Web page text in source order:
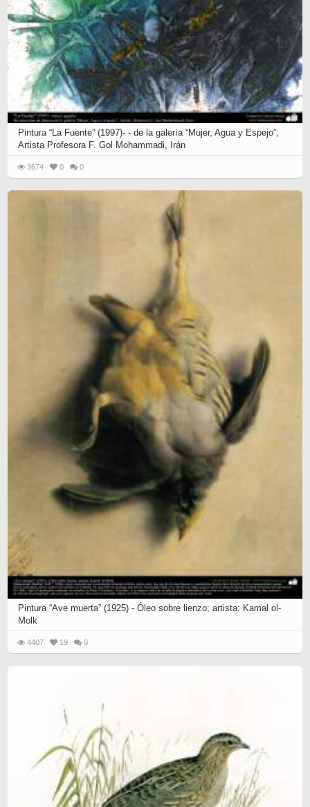
Pintura “La Fuente” (1997)- - de la galería “Mujer, Agua y Espejo”;
Artista Profesora F. Gol Mohammadi, Irán
3674 0 0
Pintura “Ave muerta” (1925) - Óleo sobre lienzo; artista: Kamal ol-
Molk
4407 19 0